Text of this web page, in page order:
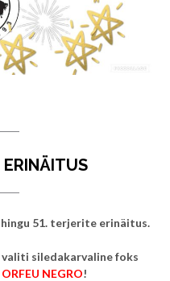
ERINÄITUS
51. terjerite erinäitus.
siledakarvaline foks
NEGRO!